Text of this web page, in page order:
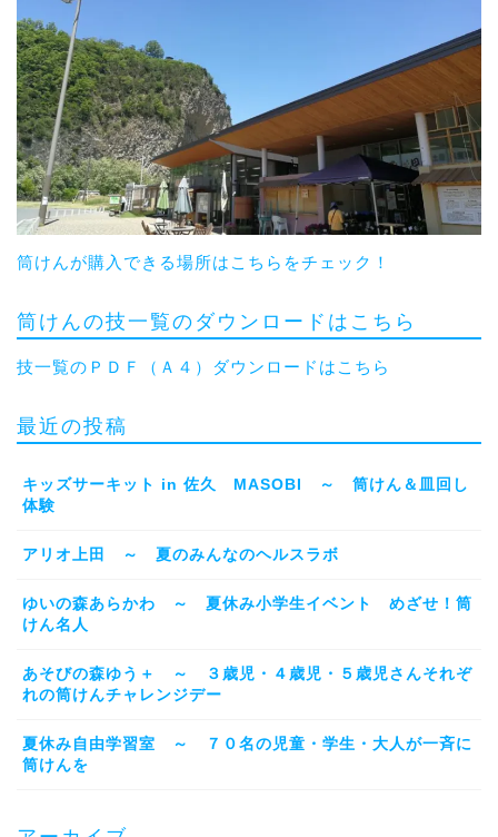
筒けんが購入できる場所はこちらをチェック！
筒けんの技一覧のダウンロードはこちら
技一覧のＰＤＦ（Ａ４）ダウンロードはこちら
最近の投稿
キッズサーキット in 佐久 MASOBI ～ 筒けん＆皿回し
体験
アリオ上田 ～ 夏のみんなのヘルスラボ
ゆいの森あらかわ ～ 夏休み小学生イベント めざせ！筒
けん名人
あそびの森ゆう＋ ～ ３歳児・４歳児・５歳児さんそれぞ
れの筒けんチャレンジデー
夏休み自由学習室 ～ ７０名の児童・学生・大人が一斉に
筒けんを